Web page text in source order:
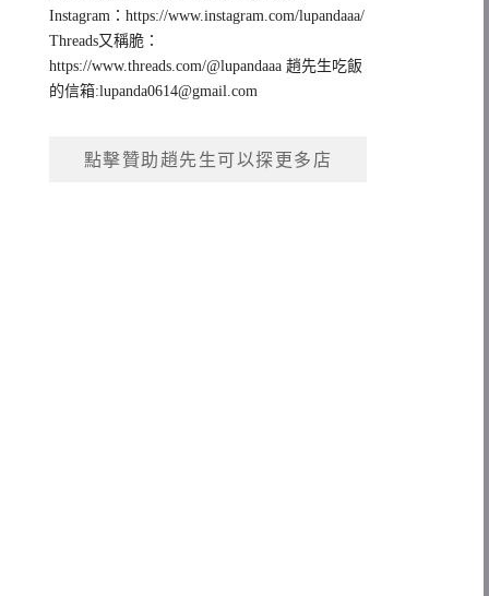
Instagram：https://www.instagram.com/lupandaaa/
Threads又稱脆：
https://www.threads.com/@lupandaaa 趙先生吃飯
的信箱:lupanda0614@gmail.com
點擊贊助趙先生可以探更多店